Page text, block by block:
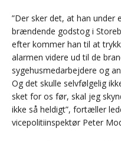
”Der sker det, at han under
brændende godstog i
efter kommer han til at
alarmen videre ud til de
sygehusmedarbejdere og
Og det skulle selvfølgelig
sket for os før, skal jeg
ikke så heldigt”, fortæller
vicepolitiinspektør Peter